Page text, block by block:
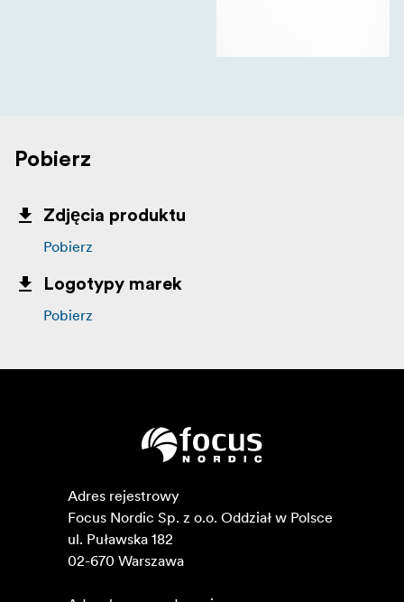
Pobierz
Zdjęcia produktu
Pobierz
Logotypy marek
Pobierz
Adres rejestrowy
Focus Nordic Sp. z o.o. Oddział w Polsce
ul. Puławska 182
02-670 Warszawa